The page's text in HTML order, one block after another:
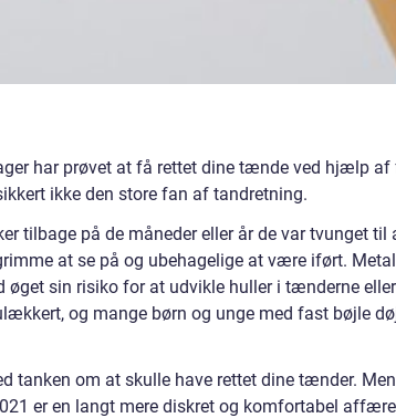
har prøvet at få rettet dine tænde ved hjælp af
ikke den store fan af tandretning.
tilbage på de måneder eller år de var tvunget til
at se på og ubehagelige at være iført.
øget sin risiko for at udvikle huller i tænderne
og mange børn og unge med fast bøjle
tanken om at skulle have rettet dine tænder.
er en langt mere diskret og komfortabel